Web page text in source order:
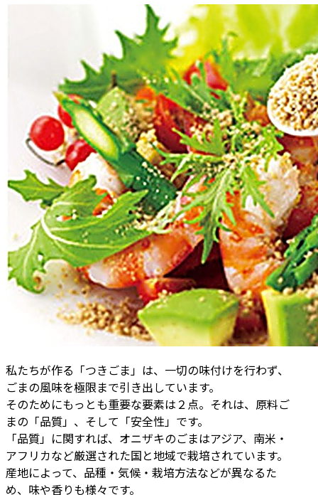
私たちが作る「つきごま」は、一切の味付けを行わず、
ごまの風味を極限まで引き出しています。
そのためにもっとも重要な要素は２点。それは、原料ご
まの「品質」、そして「安全性」です。
「品質」に関すれば、オニザキのごまはアジア、南米・
アフリカなど厳選された国と地域で栽培されています。
産地によって、品種・気候・栽培方法などが異なるた
め、味や香りも様々です。